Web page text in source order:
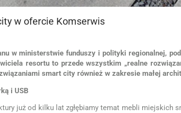
w ofercie Komserwis
w ministerstwie funduszy i polityki regionalnej,
resortu to przede wszystkim „realne
smart city również w zakresie małej
i USB
już od kilku lat zgłębiamy temat mebli miejskich